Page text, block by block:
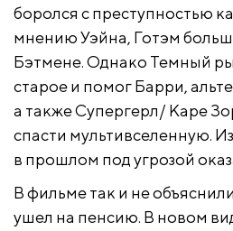
боролся с преступностью
мнению Уэйна, Готэм
Бэтмене. Однако Темный
старое и помог Барри,
а также Супергерл/ Каре
спасти мультивселенную.
в прошлом под угрозой
В фильме так и не
ушел на пенсию. В новом